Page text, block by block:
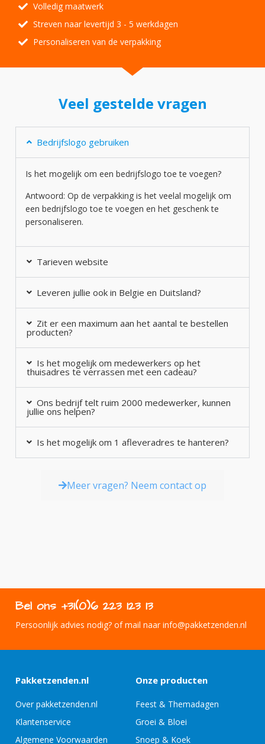
Volledig maatwerk
Streven naar levertijd 3 - 5 werkdagen
Personaliseren van de verpakking
Veel gestelde vragen
Bedrijfslogo gebruiken
Is het mogelijk om een bedrijfslogo toe te voegen?
Antwoord: Op de verpakking is het veelal mogelijk om
een bedrijfslogo toe te voegen en het geschenk te
personaliseren.
Tarieven website
Leveren jullie ook in Belgie en Duitsland?
Zit er een maximum aan het aantal te bestellen
producten?
Is het mogelijk om medewerkers op het
thuisadres te verrassen met een cadeau?
Ons bedrijf telt ruim 2000 medewerker, kunnen
jullie ons helpen?
Is het mogelijk om 1 afleveradres te hanteren?
Meer vragen? Neem contact op
Bel ons +31(0)6 223 123 13
Persoonlijk advies nodig? of mail naar info@pakketzenden.nl
Pakketzenden.nl
Over pakketzenden.nl
Klantenservice
Algemene Voorwaarden
Onze producten
Feest & Themadagen
Groei & Bloei
Snoep & Koek